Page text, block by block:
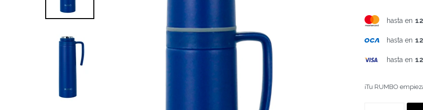
hasta en 12
hasta en 12
hasta en 12
¡Tu RUMBO